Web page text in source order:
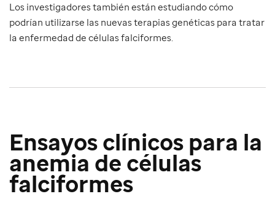
Los investigadores también están estudiando cómo
podrían utilizarse las nuevas terapias genéticas para tratar
la enfermedad de células falciformes.
Ensayos clínicos para la
anemia de células
falciformes